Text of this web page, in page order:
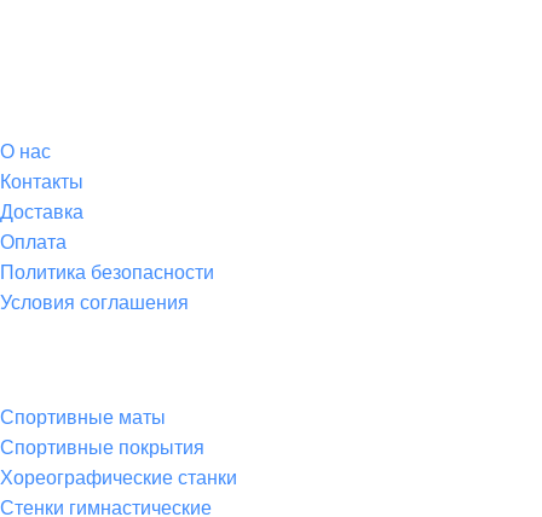
О нас
Контакты
Доставка
Оплата
Политика безопасности
Условия соглашения
Спортивные маты
Спортивные покрытия
Хореографические станки
Стенки гимнастические